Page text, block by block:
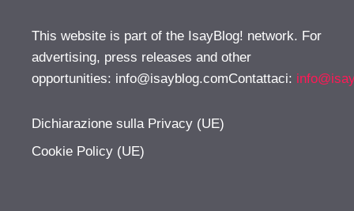
This website is part of the IsayBlog! network. For
advertising, press releases and other
opportunities: info@isayblog.comContattaci:
Dichiarazione sulla Privacy (UE)
Cookie Policy (UE)